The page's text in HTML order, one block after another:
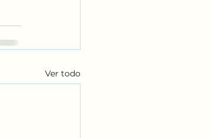
Ver todo